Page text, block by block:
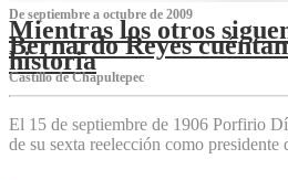
De septiembre a octubre de 2009
Mientras los otros
Bernardo Reyes
historia
Castillo de Chapultepec
El 15 de septiembre de 1906 Porfirio
de su sexta reelección como